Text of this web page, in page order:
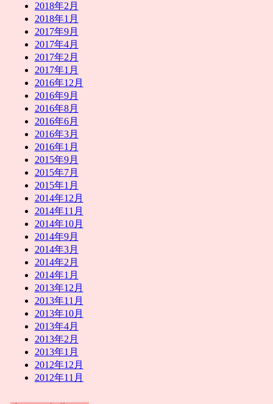
2018年2月
2018年1月
2017年9月
2017年4月
2017年2月
2017年1月
2016年12月
2016年9月
2016年8月
2016年6月
2016年3月
2016年1月
2015年9月
2015年7月
2015年1月
2014年12月
2014年11月
2014年10月
2014年9月
2014年3月
2014年2月
2014年1月
2013年12月
2013年11月
2013年10月
2013年4月
2013年2月
2013年1月
2012年12月
2012年11月